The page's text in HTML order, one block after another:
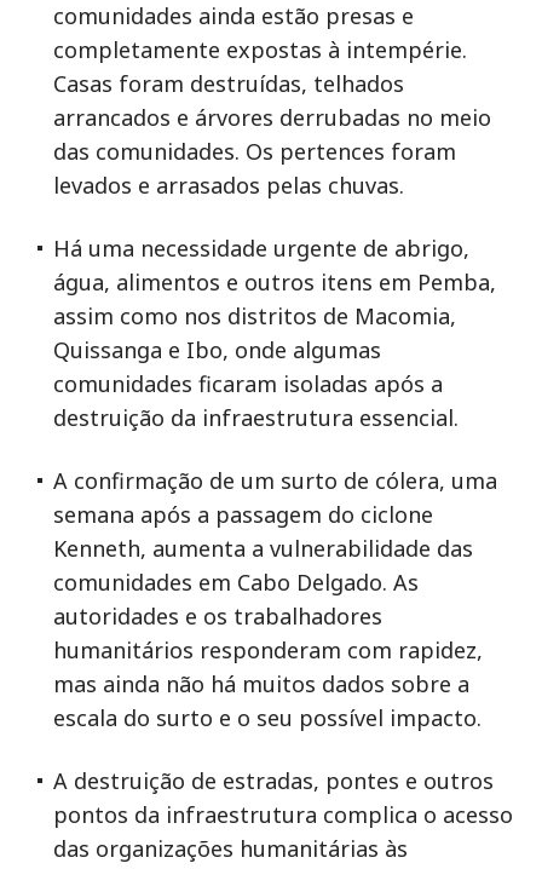
comunidades ainda estão presas e
completamente expostas à intempérie.
Casas foram destruídas, telhados
arrancados e árvores derrubadas no meio
das comunidades. Os pertences foram
levados e arrasados pelas chuvas.
Há uma necessidade urgente de abrigo,
água, alimentos e outros itens em Pemba,
assim como nos distritos de Macomia,
Quissanga e Ibo, onde algumas
comunidades ficaram isoladas após a
destruição da infraestrutura essencial.
A confirmação de um surto de cólera, uma
semana após a passagem do ciclone
Kenneth, aumenta a vulnerabilidade das
comunidades em Cabo Delgado. As
autoridades e os trabalhadores
humanitários responderam com rapidez,
mas ainda não há muitos dados sobre a
escala do surto e o seu possível impacto.
A destruição de estradas, pontes e outros
pontos da infraestrutura complica o acesso
das organizações humanitárias às